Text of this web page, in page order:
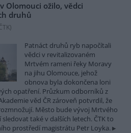
Olomouci ožilo, vědci
druhů
)
Patnáct druhů ryb napočítali
vědci v revitalizovaném
Mrtvém rameni řeky Moravy
na jihu Olomouce, jehož
obnova byla dokončena loni
opatření. Průzkum odborníků z
věd ČR zároveň potvrdil, že
Město bude vývoj Mrtvého
také v dalších letech. ČTK to
prostředí magistrátu Petr Loyka.